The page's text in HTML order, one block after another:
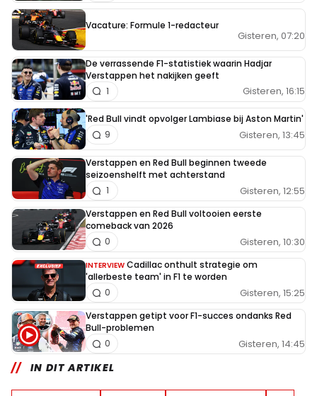
Vacature: Formule 1-redacteur
Gisteren, 07:20
De verrassende F1-statistiek waarin Hadjar
Verstappen het nakijken geeft
Gisteren, 16:15
1
'Red Bull vindt opvolger Lambiase bij Aston Martin'
Gisteren, 13:45
9
Verstappen en Red Bull beginnen tweede
seizoenshelft met achterstand
Gisteren, 12:55
1
Verstappen en Red Bull voltooien eerste
comeback van 2026
Gisteren, 10:30
0
INTERVIEW Cadillac onthult strategie om
'allerbeste team' in F1 te worden
Gisteren, 15:25
0
Verstappen getipt voor F1-succes ondanks Red
Bull-problemen
Gisteren, 14:45
0
IN DIT ARTIKEL